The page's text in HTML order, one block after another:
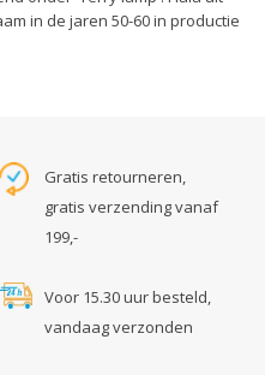
in de jaren 50-60 in productie
Gratis retourneren,
gratis verzending vanaf
199,-
Voor 15.30 uur besteld,
vandaag verzonden